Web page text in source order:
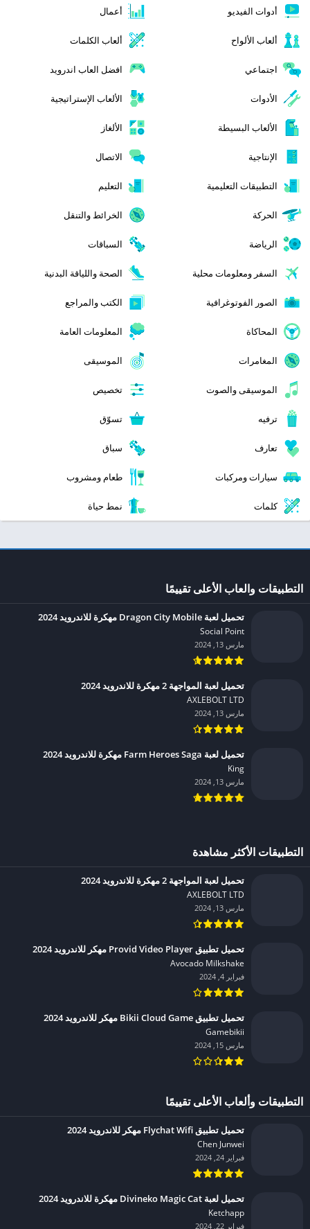
أدوات الفيديو أعمال
ألعاب الألواح ألعاب الكلمات
اجتماعي افضل العاب اندرويد
الأدوات الألعاب الإستراتيجية
الألعاب البسيطة الألغاز
الإنتاجية الاتصال
التطبيقات التعليمية التعليم
الحركة الخرائط والتنقل
الرياضة السباقات
السفر ومعلومات محلية الصحة واللياقة البدنية
الصور الفوتوغرافية الكتب والمراجع
المحاكاة المعلومات العامة
المغامرات الموسيقى
الموسيقى والصوت تخصيص
ترفيه تسوّق
تعارف سباق
سيارات ومركبات طعام ومشروب
كلمات نمط حياة
التطبيقات والعاب الأعلى تقييمًا
تحميل لعبة Dragon City Mobile مهكرة للاندرويد 2024
Social Point‏
مارس 13, 2024
تحميل لعبة المواجهة 2 مهكرة للاندرويد 2024
AXLEBOLT LTD‏
مارس 13, 2024
تحميل لعبة Farm Heroes Saga مهكرة للاندرويد 2024
King‏
مارس 13, 2024
التطبيقات الأكثر مشاهدة
تحميل لعبة المواجهة 2 مهكرة للاندرويد 2024
AXLEBOLT LTD‏
مارس 13, 2024
تحميل تطبيق Provid Video Player مهكر للاندرويد 2024
Avocado Milkshake‏
فبراير 4, 2024
تحميل تطبيق Bikii Cloud Game مهكر للاندرويد 2024
Gamebikii‏
مارس 15, 2024
التطبيقات وألعاب الأعلى تقييمًا
تحميل تطبيق Flychat Wifi مهكر للاندرويد 2024
Chen Junwei‏
فبراير 24, 2024
تحميل لعبة Divineko Magic Cat مهكرة للاندرويد 2024
Ketchapp‏
فبراير 22, 2024